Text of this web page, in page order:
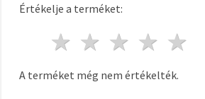
Értékelje a terméket:
4
3
2 csillagok
1 csillag
A terméket még nem értékelték.